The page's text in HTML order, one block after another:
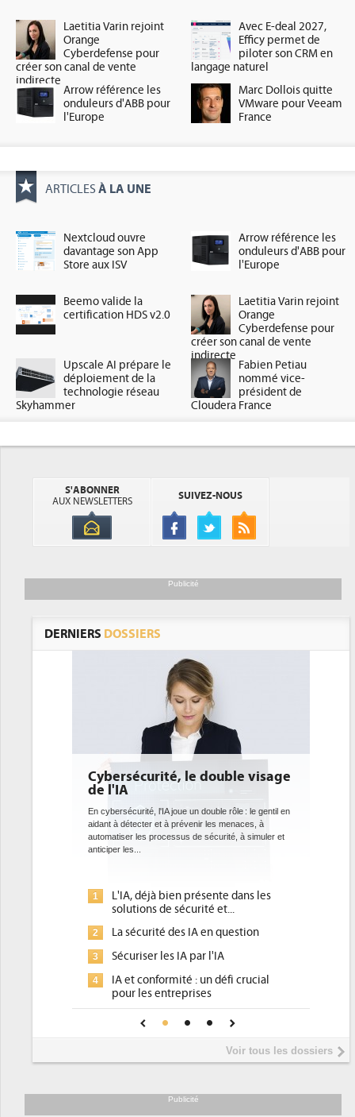
Laetitia Varin rejoint
Orange
Cyberdefense pour
créer son canal de vente
indirecte
Avec E-deal 2027,
Efficy permet de
piloter son CRM en
langage naturel
Arrow référence les
onduleurs d'ABB pour
l'Europe
Marc Dollois quitte
VMware pour Veeam
France
ARTICLES À LA UNE
Nextcloud ouvre
davantage son App
Store aux ISV
Arrow référence les
onduleurs d'ABB pour
l'Europe
Beemo valide la
certification HDS v2.0
Laetitia Varin rejoint
Orange
Cyberdefense pour
créer son canal de vente
indirecte
Upscale AI prépare le
déploiement de la
technologie réseau
Skyhammer
Fabien Petiau
nommé vice-
président de
Cloudera France
S'ABONNER
AUX NEWSLETTERS
SUIVEZ-NOUS
Publicité
DERNIERS DOSSIERS
le double visage
l'IA joue un double rôle : le gentil en
et à prévenir les menaces, à
processus de sécurité, à simuler et
bien présente dans les
des IA en question
: un défi crucial
DEE: l'efficacité
bientôt une obligation
datacenters
Des datacenters plus durables et plus
ce que recherchent les pouvoirs publics
1
Qu'est-ce que la DEE
d'efficacité énergétique) ?
2
DEE, une pression
place pour répondre à...
Phocea DC dans les cordes
DEE
Interview de Fabrice
président de Digital Realty...
soutient les...
Voir tous les dossiers
Publicité